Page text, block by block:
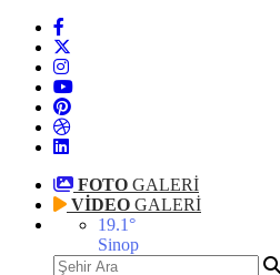
FOTO GALERİ
VİDEO GALERİ
19.1 °
Sinop